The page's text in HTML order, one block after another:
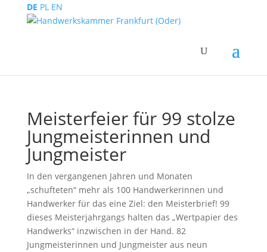
DE PL EN
Meisterfeier für 99 stolze
Jungmeisterinnen und
Jungmeister
In den vergangenen Jahren und Monaten
„schufteten“ mehr als 100 Handwerkerinnen und
Handwerker für das eine Ziel: den Meisterbrief! 99
dieses Meisterjahrgangs halten das „Wertpapier des
Handwerks“ inzwischen in der Hand. 82
Jungmeisterinnen und Jungmeister aus neun